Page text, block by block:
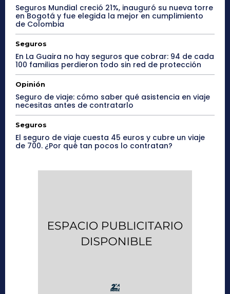
Seguros Mundial creció 21%, inauguró su nueva torre
en Bogotá y fue elegida la mejor en cumplimiento
de Colombia
Seguros
En La Guaira no hay seguros que cobrar: 94 de cada
100 familias perdieron todo sin red de protección
Opinión
Seguro de viaje: cómo saber qué asistencia en viaje
necesitas antes de contratarlo
Seguros
El seguro de viaje cuesta 45 euros y cubre un viaje
de 700. ¿Por qué tan pocos lo contratan?